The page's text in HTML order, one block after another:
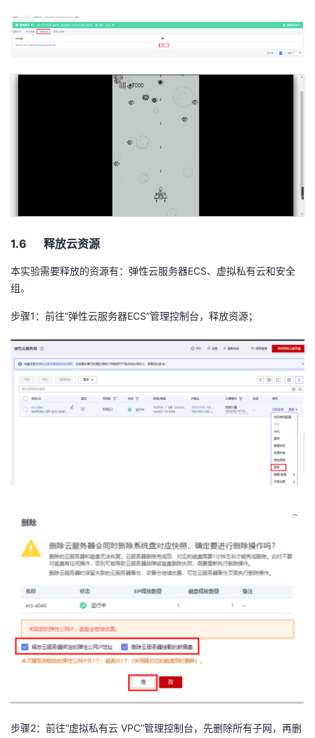
1.6 释放云资源
本实验需要释放的资源有：弹性云服务器ECS、虚拟私有云和安全
组。
步骤1 ：前往“弹性云服务器ECS”管理控制台，释放资源；
步骤2：前往“虚拟私有云 VPC”管理控制台，先删除所有子网，再删